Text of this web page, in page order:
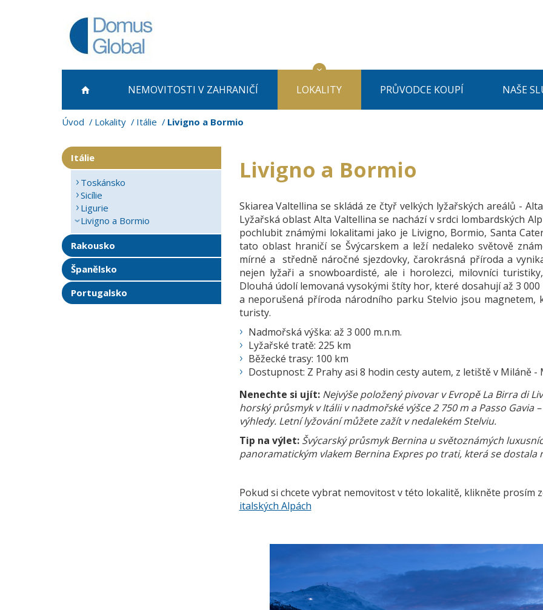
NEMOVITOSTI V ZAHRANIČÍ LOKALITY PRŮVODCE KOUPÍ NAŠE
Úvod Lokality Itálie Livigno a Bormio
Itálie
Toskánsko
Sicílie
Ligurie
Livigno a Bormio
Rakousko
Španělsko
Portugalsko
Livigno a Bormio
Skiarea Valtellina se skládá ze čtyř velkých lyžařských areálů -
Lyžařská oblast Alta Valtellina se nachází v srdci lombardských
pochlubit známými lokalitami jako je Livigno, Bormio, Santa
tato oblast hraničí se Švýcarskem a leží nedaleko světově
mírné a středně náročné sjezdovky, čarokrásná příroda a
nejen lyžaři a snowboardisté, ale i horolezci, milovníci
Dlouhá údolí lemovaná vysokými štíty hor, které dosahují až 3
a neporušená příroda národního parku Stelvio jsou magnetem,
turisty.
Nadmořská výška: až 3 000 m.n.m.
Lyžařské tratě: 225 km
Běžecké trasy: 100 km
Dostupnost: Z Prahy asi 8 hodin cesty autem, z letiště v Miláně
Nenechte si ujít: Nejvýše položený pivovar v Evropě La Birra di
horský průsmyk v Itálii v nadmořské výšce 2 750 m a Passo
výhledy. Letní lyžování můžete zažít v nedalekém Stelviu.
Tip na výlet: Švýcarský průsmyk Bernina u světoznámých
panoramatickým vlakem Bernina Expres po trati, která se dostala
Pokud si chcete vybrat nemovitost v této lokalitě, klikněte prosím
italských Alpách